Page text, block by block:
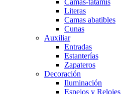
Literas
Camas abatibles
Cunas
Auxiliar
Entradas
Estanterías
Zapateros
Decoración
Iluminación
Espejos y Relojes